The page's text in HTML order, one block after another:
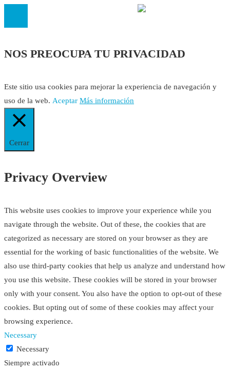
NOS PREOCUPA TU PRIVACIDAD
Este sitio usa cookies para mejorar la experiencia de navegación y
uso de la web. Aceptar Más información
Cerrar
Privacy Overview
This website uses cookies to improve your experience while you
navigate through the website. Out of these, the cookies that are
categorized as necessary are stored on your browser as they are
essential for the working of basic functionalities of the website. We
also use third-party cookies that help us analyze and understand how
you use this website. These cookies will be stored in your browser
only with your consent. You also have the option to opt-out of these
cookies. But opting out of some of these cookies may affect your
browsing experience.
Necessary
Necessary
Siempre activado